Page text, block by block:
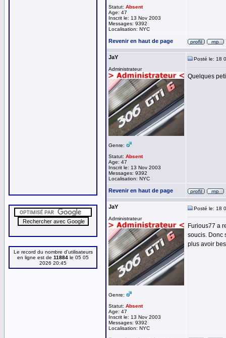
Le record du nombre d'utilisateurs
en ligne est de 11884 le 05 05
2026 20:45
Statut: Absent
Age: 47
Inscrit le: 13 Nov 2003
Messages: 9392
Localisation: NYC
Revenir en haut de page
JaY
Administrateur
Genre:
Statut: Absent
Age: 47
Inscrit le: 13 Nov 2003
Messages: 9392
Localisation: NYC
Posté le: 18
Quelques
Revenir en haut de page
JaY
Administrateur
Genre:
Statut: Absent
Age: 47
Inscrit le: 13 Nov 2003
Messages: 9392
Localisation: NYC
Posté le: 18
Furious77 a
soucis. Donc
plus avoir